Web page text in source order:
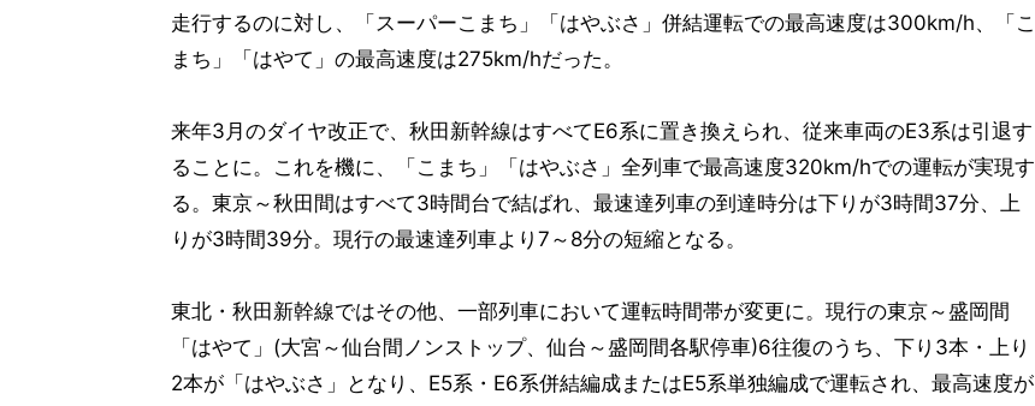
走行するのに対し、「スーパーこまち」「はやぶさ」併結運転での最高速度は300km/h、「こ
まち」「はやて」の最高速度は275km/hだった。
来年3月のダイヤ改正で、秋田新幹線はすべてE6系に置き換えられ、従来車両のE3系は引退す
ることに。これを機に、「こまち」「はやぶさ」全列車で最高速度320km/hでの運転が実現す
る。東京～秋田間はすべて3時間台で結ばれ、最速達列車の到達時分は下りが3時間37分、上
りが3時間39分。現行の最速達列車より7～8分の短縮となる。
東北・秋田新幹線ではその他、一部列車において運転時間帯が変更に。現行の東京～盛岡間
「はやて」(大宮～仙台間ノンストップ、仙台～盛岡間各駅停車)6往復のうち、下り3本・上り
2本が「はやぶさ」となり、E5系・E6系併結編成またはE5系単独編成で運転され、最高速度が